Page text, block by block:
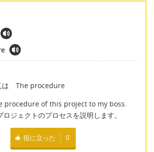
The procedure
procedure of this project to my boss.
ジェクトのプロセスを説明します。
役に立った 0